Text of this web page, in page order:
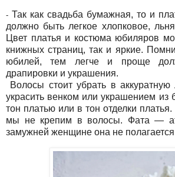
- Так как свадьба бумажная, то и
должно быть легкое хлопковое,
Цвет платья и костюма юбиляров
книжных страниц, так и яркие.
юбилей, тем легче и проще
драпировки и украшения.
Волосы стоит убрать в аккуратную
украсить венком или украшением из
тон платью или в тон отделки
мы не крепим в волосы. Фата —
замужней женщине она не